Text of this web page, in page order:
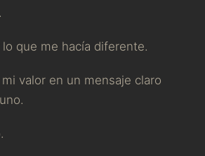
que me hacía diferente.
valor en un mensaje claro